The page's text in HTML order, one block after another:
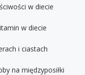
w diecie
w diecie
i ciastach
na międzyposiłki